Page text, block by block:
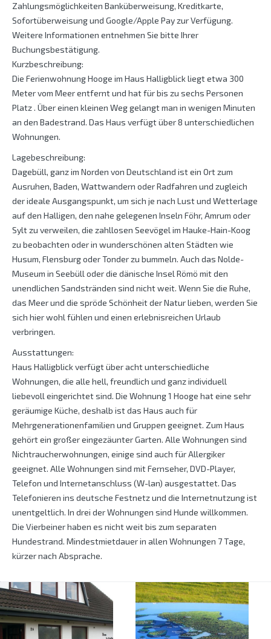
Zahlungsmöglichkeiten Banküberweisung, Kreditkarte,
Sofortüberweisung und Google/Apple Pay zur Verfügung.
Weitere Informationen entnehmen Sie bitte Ihrer
Buchungsbestätigung.
Kurzbeschreibung:
Die Ferienwohnung Hooge im Haus Halligblick liegt etwa 300
Meter vom Meer entfernt und hat für bis zu sechs Personen
Platz . Über einen kleinen Weg gelangt man in wenigen Minuten
an den Badestrand. Das Haus verfügt über 8 unterschiedlichen
Wohnungen.
Lagebeschreibung:
Dagebüll, ganz im Norden von Deutschland ist ein Ort zum
Ausruhen, Baden, Wattwandern oder Radfahren und zugleich
der ideale Ausgangspunkt, um sich je nach Lust und Wetterlage
auf den Halligen, den nahe gelegenen Inseln Föhr, Amrum oder
Sylt zu verweilen, die zahllosen Seevögel im Hauke-Hain-Koog
zu beobachten oder in wunderschönen alten Städten wie
Husum, Flensburg oder Tonder zu bummeln. Auch das Nolde-
Museum in Seebüll oder die dänische Insel Römö mit den
unendlichen Sandstränden sind nicht weit. Wenn Sie die Ruhe,
das Meer und die spröde Schönheit der Natur lieben, werden Sie
sich hier wohl fühlen und einen erlebnisreichen Urlaub
verbringen.
Ausstattungen:
Haus Halligblick verfügt über acht unterschiedliche
Wohnungen, die alle hell, freundlich und ganz individuell
liebevoll eingerichtet sind. Die Wohnung 1 Hooge hat eine sehr
geräumige Küche, deshalb ist das Haus auch für
Mehrgenerationenfamilien und Gruppen geeignet. Zum Haus
gehört ein großer eingezäunter Garten. Alle Wohnungen sind
Nichtraucherwohnungen, einige sind auch für Allergiker
geeignet. Alle Wohnungen sind mit Fernseher, DVD-Player,
Telefon und Internetanschluss (W-lan) ausgestattet. Das
Telefonieren ins deutsche Festnetz und die Internetnutzung ist
unentgeltlich. In drei der Wohnungen sind Hunde willkommen.
Die Vierbeiner haben es nicht weit bis zum separaten
Hundestrand. Mindestmietdauer in allen Wohnungen 7 Tage,
kürzer nach Absprache.